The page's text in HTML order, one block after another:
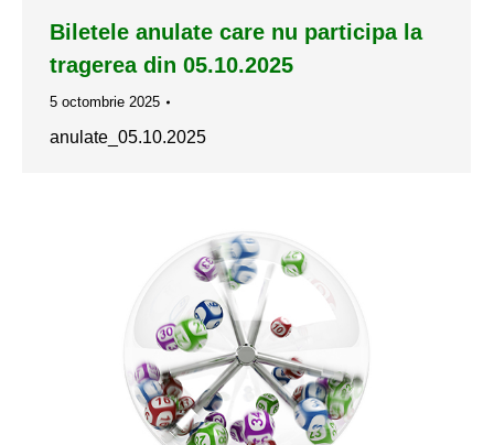
Biletele anulate care nu participa la
tragerea din 05.10.2025
5 octombrie 2025
anulate_05.10.2025